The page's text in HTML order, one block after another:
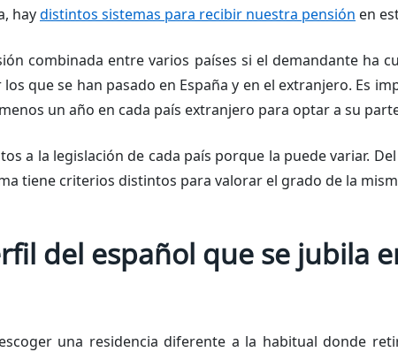
haydistintos sistemas para recibir nuestra pensión en
combinada entre varios países si el demandante ha
que se han pasado en España y en el extranjero. Es
un año en cada país extranjero para optar a su
a la legislación de cada país porque la puede variar.
tiene criterios distintos para valorar el grado de la
del español que se jubila
una residencia diferente a la habitual donde